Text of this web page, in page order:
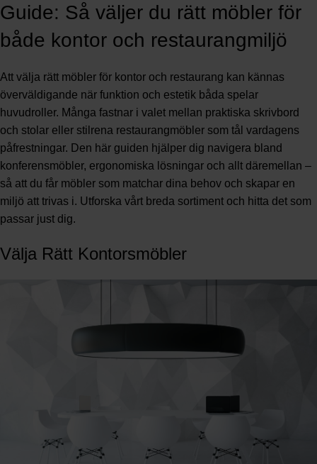
Guide: Så väljer du rätt möbler för
både kontor och restaurangmiljö
Att välja rätt möbler för kontor och restaurang kan kännas
överväldigande när funktion och estetik båda spelar
huvudroller. Många fastnar i valet mellan praktiska skrivbord
och stolar eller stilrena restaurangmöbler som tål vardagens
påfrestningar. Den här guiden hjälper dig navigera bland
konferensmöbler, ergonomiska lösningar och allt däremellan –
så att du får möbler som matchar dina behov och skapar en
miljö att trivas i. Utforska vårt breda sortiment och hitta det som
passar just dig.
Välja Rätt Kontorsmöbler